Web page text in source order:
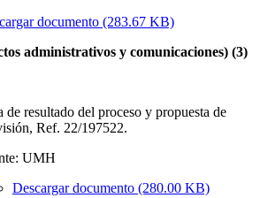
documento (283.67 KB)
administrativos y comunicaciones) (3)
de resultado del proceso y propuesta de
Ref. 22/197522.
UMH
Descargar documento (280.00 KB)